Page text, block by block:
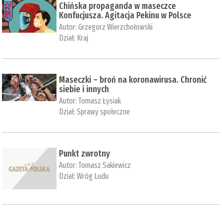
Chińska propaganda w maseczce
Konfucjusza. Agitacja Pekinu w Polsce
Autor:Grzegorz Wierzchołowski
Dział: Kraj
Maseczki – broń na koronawirusa. Chronić
siebie i innych
Autor:Tomasz Łysiak
Dział:Sprawy społeczne
Punkt zwrotny
Autor:Tomasz Sakiewicz
Dział:Wróg Ludu